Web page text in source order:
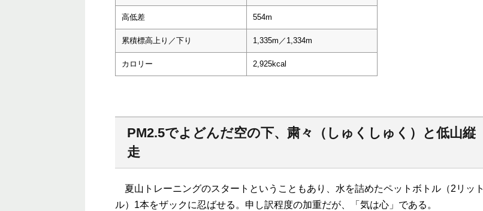
高低差 554m
累積標高上り／下り 1,335m／1,334m
カロリー 2,925kcal
PM2.5でよどんだ空の下、粛々（しゅくしゅく）と低山縦
走
夏山トレーニングのスタートということもあり、水を詰めたペットボトル（2リット
ル）1本をザックに忍ばせる。申し訳程度の加重だが、「気は心」である。